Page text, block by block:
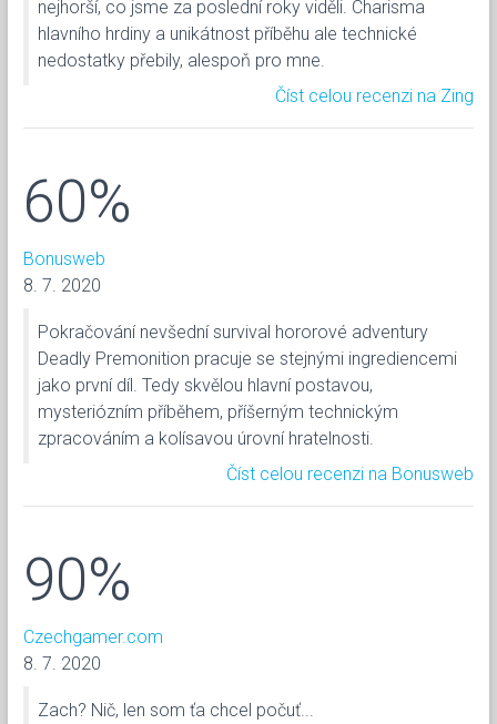
nejhorší, co jsme za poslední roky viděli. Charisma
hlavního hrdiny a unikátnost příběhu ale technické
nedostatky přebily, alespoň pro mne.
Číst celou recenzi na Zing
60%
Bonusweb
8. 7. 2020
Pokračování nevšední survival hororové adventury
Deadly Premonition pracuje se stejnými ingrediencemi
jako první díl. Tedy skvělou hlavní postavou,
mysteriózním příběhem, příšerným technickým
zpracováním a kolísavou úrovní hratelnosti.
Číst celou recenzi na Bonusweb
90%
Czechgamer.com
8. 7. 2020
Zach? Nič, len som ťa chcel počuť...